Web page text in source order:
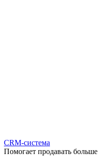
CRM-система
Помогает продавать больше